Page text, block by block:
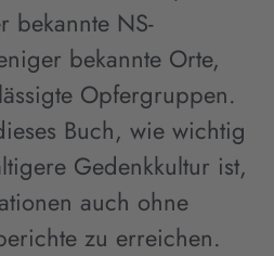
bekannte NS-
bekannte Orte,
Opfergruppen.
Buch, wie wichtig
Gedenkkultur ist,
auch ohne
zu erreichen.